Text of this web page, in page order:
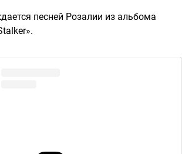
песней Розалии из альбома